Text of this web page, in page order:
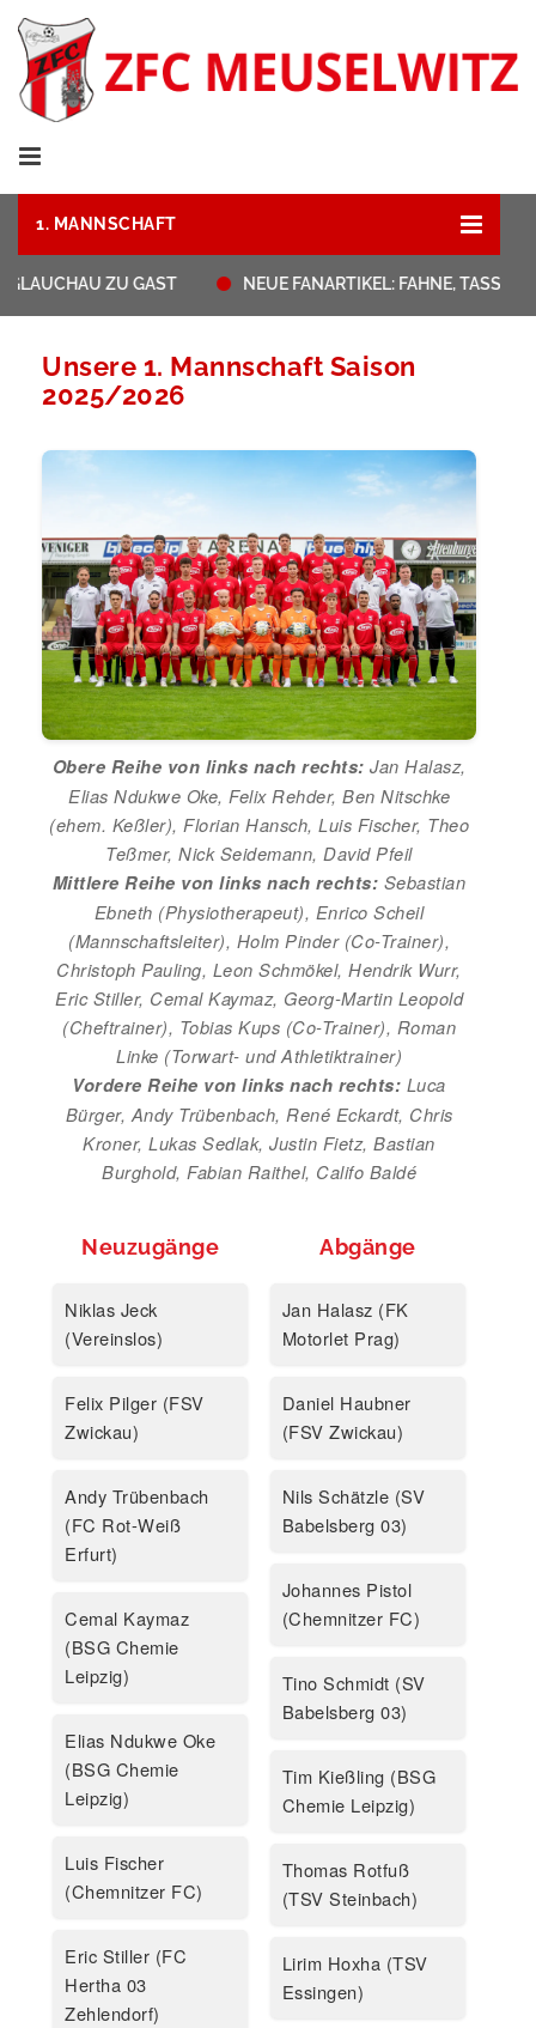
1. MANNSCHAFT
ZU GAST NEUE FANARTIKEL: FAHNE, TASSEN,
Unsere 1. Mannschaft Saison
2025/2026
Obere Reihe von links nach rechts: Jan Halasz,
Elias Ndukwe Oke, Felix Rehder, Ben Nitschke
(ehem. Keßler), Florian Hansch, Luis Fischer, Theo
Teßmer, Nick Seidemann, David Pfeil
Mittlere Reihe von links nach rechts: Sebastian
Ebneth (Physiotherapeut), Enrico Scheil
(Mannschaftsleiter), Holm Pinder (Co-Trainer),
Christoph Pauling, Leon Schmökel, Hendrik Wurr,
Eric Stiller, Cemal Kaymaz, Georg-Martin Leopold
(Cheftrainer), Tobias Kups (Co-Trainer), Roman
Linke (Torwart- und Athletiktrainer)
Vordere Reihe von links nach rechts: Luca
Bürger, Andy Trübenbach, René Eckardt, Chris
Kroner, Lukas Sedlak, Justin Fietz, Bastian
Burghold, Fabian Raithel, Califo Baldé
Neuzugänge
Niklas Jeck
(Vereinslos)
Felix Pilger (FSV
Zwickau)
Andy Trübenbach
(FC Rot-Weiß
Erfurt)
Cemal Kaymaz
(BSG Chemie
Leipzig)
Elias Ndukwe Oke
(BSG Chemie
Leipzig)
Luis Fischer
(Chemnitzer FC)
Eric Stiller (FC
Hertha 03
Zehlendorf)
Abgänge
Jan Halasz (FK
Motorlet Prag)
Daniel Haubner
(FSV Zwickau)
Nils Schätzle (SV
Babelsberg 03)
Johannes Pistol
(Chemnitzer FC)
Tino Schmidt (SV
Babelsberg 03)
Tim Kießling (BSG
Chemie Leipzig)
Thomas Rotfuß
(TSV Steinbach)
Lirim Hoxha (TSV
Essingen)